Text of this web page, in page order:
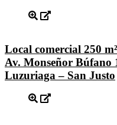
Local comercial 250
Av. Monseñor Búfano
Luzuriaga – San Justo